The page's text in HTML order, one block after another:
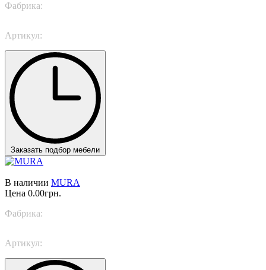
Фабрика:
Артикул:
Заказать подбор мебели
В наличии MURA
Цена 0.00грн.
Фабрика:
Артикул: